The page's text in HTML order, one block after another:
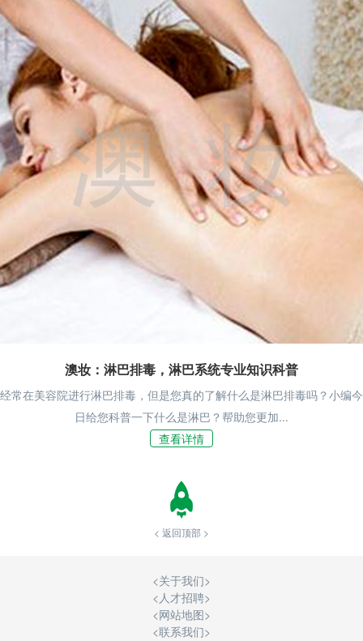
澳妆：淋巴排毒，淋巴系统专业知识科普
经常在美容院进行淋巴排毒，但是您真的了解什么是淋巴排毒吗？小编今
日给您科普一下什么是淋巴？帮助您更加...
查看详情
< 返回顶部 >
<关于我们>
<人才招聘>
<网站地图>
<联系我们>